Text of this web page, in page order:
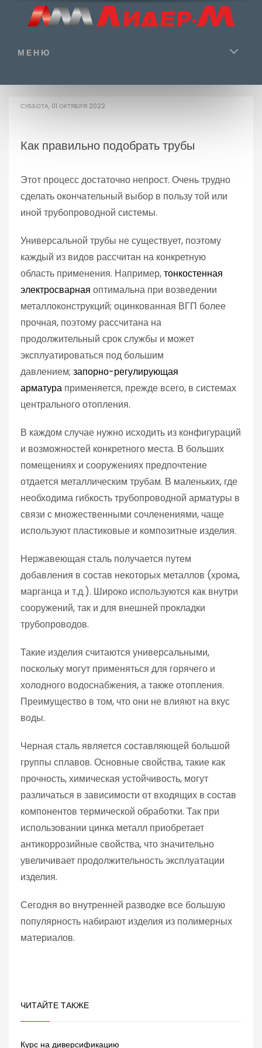
МЕНЮ
СУББОТА, 01 ОКТЯБРЯ 2022
Как правильно подобрать трубы
Этот процесс достаточно непрост. Очень трудно
сделать окончательный выбор в пользу той или
иной трубопроводной системы.
Универсальной трубы не существует, поэтому
каждый из видов рассчитан на конкретную
область применения. Например,тонкостенная
электросварная оптимальна при возведении
металлоконструкций; оцинкованная ВГП более
прочная, поэтому рассчитана на
продолжительный срок службы и может
эксплуатироваться под большим
давлением; запорно-регулирующая
арматура применяется, прежде всего, в системах
центрального отопления.
В каждом случае нужно исходить из конфигураций
и возможностей конкретного места. В больших
помещениях и сооружениях предпочтение
отдается металлическим трубам. В маленьких, где
необходима гибкость трубопроводной арматуры в
связи с множественными сочленениями, чаще
используют пластиковые и композитные изделия.
Нержавеющая сталь получается путем
добавления в состав некоторых металлов (хрома,
марганца и т.д.). Широко используются как внутри
сооружений, так и для внешней прокладки
трубопроводов.
Такие изделия считаются универсальными,
поскольку могут применяться для горячего и
холодного водоснабжения, а также отопления.
Преимущество в том, что они не влияют на вкус
воды.
Черная сталь является составляющей большой
группы сплавов. Основные свойства, такие как
прочность, химическая устойчивость, могут
различаться в зависимости от входящих в состав
компонентов термической обработки. Так при
использовании цинка металл приобретает
антикоррозийные свойства, что значительно
увеличивает продолжительность эксплуатации
изделия.
Сегодня во внутренней разводке все большую
популярность набирают изделия из полимерных
материалов.
ЧИТАЙТЕ ТАКЖЕ
Курс на диверсификацию